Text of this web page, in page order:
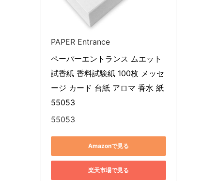
PAPER Entrance
ペーパーエントランス ムエット
試香紙 香料試験紙 100枚 メッセ
ージ カード 台紙 アロマ 香水 紙
55053
55053
Amazonで見る
楽天市場で見る